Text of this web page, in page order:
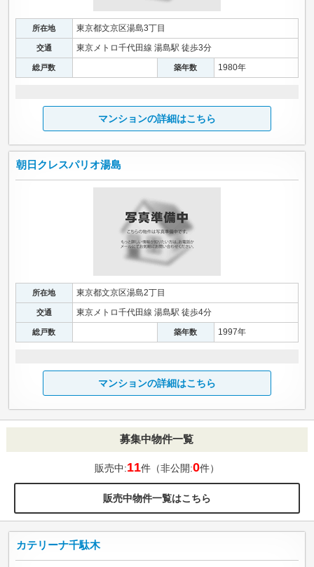
所在地 東京都文京区湯島3丁目
交通 東京メトロ千代田線 湯島駅 徒歩3分
総戸数 築年数 1980年
マンションの詳細はこちら
朝日クレスパリオ湯島
所在地 東京都文京区湯島2丁目
交通 東京メトロ千代田線 湯島駅 徒歩4分
総戸数 築年数 1997年
マンションの詳細はこちら
募集中物件一覧
販売中:11件（非公開:0件）
販売中物件一覧はこちら
カテリーナ千駄木